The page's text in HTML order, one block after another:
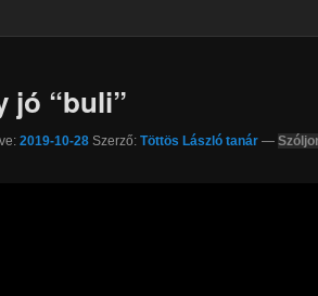
jó “buli”
2019-10-28 Szerző: Töttös László tanár —